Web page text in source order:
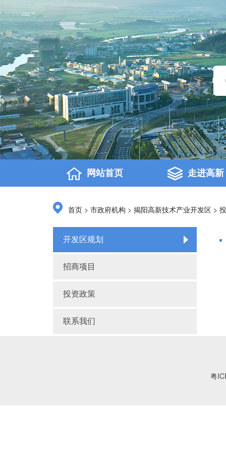
网站首页 走进高新
首页 > 市政府机构 > 揭阳高新技术产业开发区 >
开发区规划
招商项目
投资政策
联系我们
粤